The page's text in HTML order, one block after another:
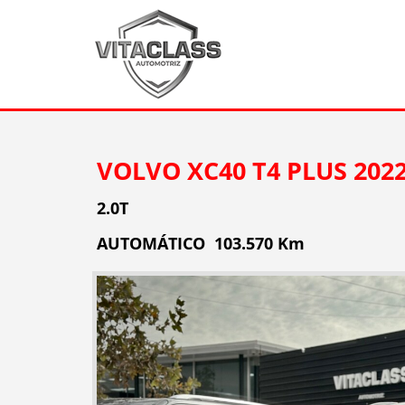
VOLVO XC40 T4 PLUS
2.0T
AUTOMÁTICO 103.570 Km